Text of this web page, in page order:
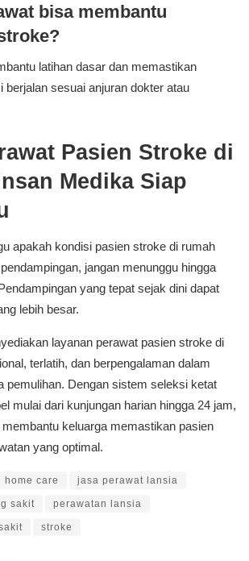
bisa membantu
latihan dasar dan memastikan
berjalan sesuai anjuran dokter atau
Pasien Stroke di
Medika Siap
apakah kondisi pasien stroke di rumah
jangan menunggu hingga
yang tepat sejak dini dapat
lebih besar.
layanan perawat pasien stroke di
terlatih, dan berpengalaman dalam
pemulihan. Dengan sistem seleksi ketat
mulai dari kunjungan harian hingga 24 jam,
keluarga memastikan pasien
yang optimal.
home care jasa perawat lansia
sakit perawatan lansia
stroke